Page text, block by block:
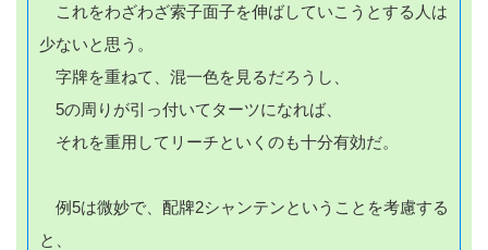
これをわざわざ索子面子を伸ばしていこうとする人は
少ないと思う。
字牌を重ねて、混一色を見るだろうし、
5の周りが引っ付いてターツになれば、
それを重用してリーチといくのも十分有効だ。
例5は微妙で、配牌2シャンテンということを考慮する
と、